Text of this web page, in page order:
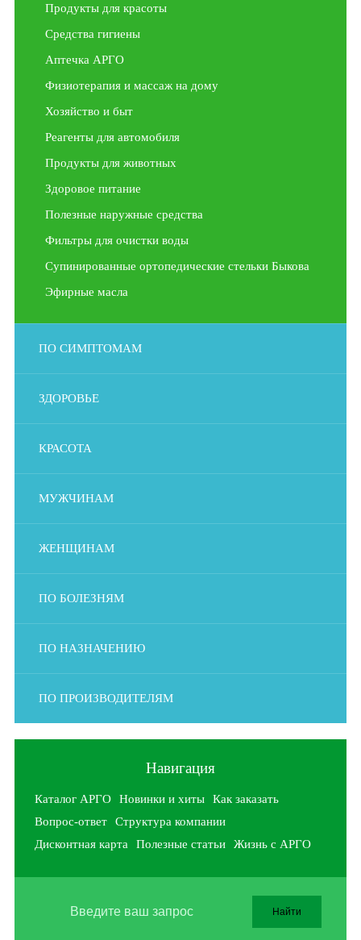
Продукты для красоты
Средства гигиены
Аптечка АРГО
Физиотерапия и массаж на дому
Хозяйство и быт
Реагенты для автомобиля
Продукты для животных
Здоровое питание
Полезные наружные средства
Фильтры для очистки воды
Супинированные ортопедические стельки Быкова
Эфирные масла
ПО СИМПТОМАМ
ЗДОРОВЬЕ
КРАСОТА
МУЖЧИНАМ
ЖЕНЩИНАМ
ПО БОЛЕЗНЯМ
ПО НАЗНАЧЕНИЮ
ПО ПРОИЗВОДИТЕЛЯМ
Навигация
Каталог АРГО Новинки и хиты
Как заказать
Вопрос-ответ
Структура компании
Дисконтная карта
Полезные статьи Жизнь с АРГО